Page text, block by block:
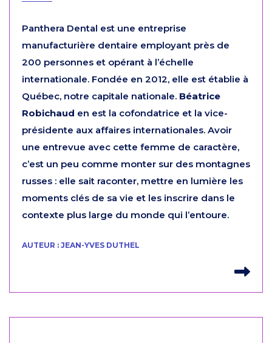
Panthera Dental est une entreprise
manufacturière dentaire employant près de
200 personnes et opérant à l’échelle
internationale. Fondée en 2012, elle est établie à
Québec, notre capitale nationale. Béatrice
Robichaud en est la cofondatrice et la vice-
présidente aux affaires internationales. Avoir
une entrevue avec cette femme de caractère,
c’est un peu comme monter sur des montagnes
russes : elle sait raconter, mettre en lumière les
moments clés de sa vie et les inscrire dans le
contexte plus large du monde qui l’entoure.
AUTEUR : JEAN-YVES DUTHEL